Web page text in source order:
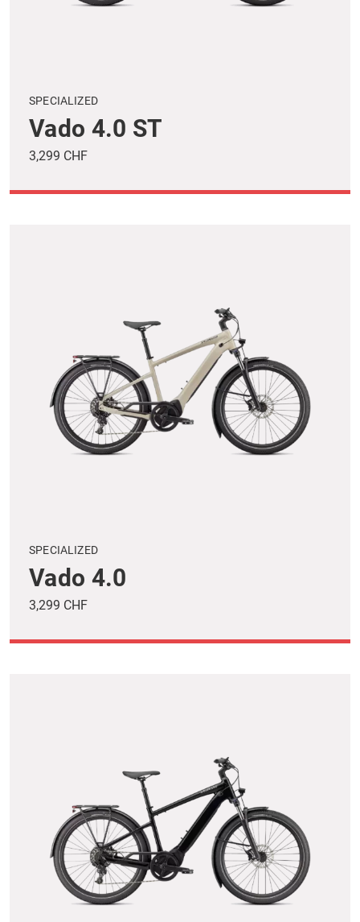
SPECIALIZED
Vado 4.0 ST
3,299 CHF
SPECIALIZED
Vado 4.0
3,299 CHF